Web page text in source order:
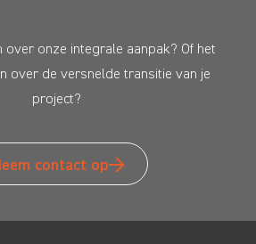
over onze integrale aanpak? Of het
over de versnelde transitie van je
project?
contact op